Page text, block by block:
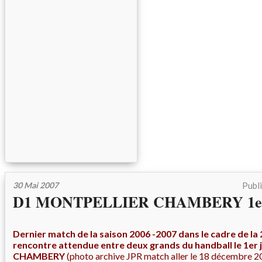
30 Mai 2007
D1 MONTPELLIER CHAMBERY
Dernier match de la saison 2006 -2007 dans le cadre de la
rencontre attendue entre deux grands du handball le 1er
CHAMBERY(photo archive JPR match aller le 18 décembre